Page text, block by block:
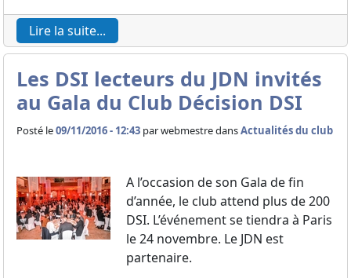
Lire la suite...
Les DSI lecteurs du JDN invités
au Gala du Club Décision DSI
Posté le09/11/2016 - 12:43 parwebmestre dansActualités du club
A l’occasion de son Gala de fin
d’année, le club attend plus de 200
DSI. L’événement se tiendra à Paris
le 24 novembre. Le JDN est
partenaire.